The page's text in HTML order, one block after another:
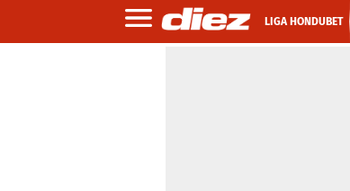
LIGA HONDUBET